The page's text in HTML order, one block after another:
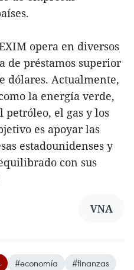
opera en diversos
de préstamos superior
dólares. Actualmente,
la energía verde,
petróleo, el gas y los
es apoyar las
estadounidenses y
con sus
VNA
#economía
#finanzas